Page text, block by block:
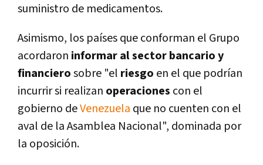
suministro de medicamentos.
Asimismo, los paí­ses que conforman el Grupo
acordaron informar al sector bancario y
financierosobre "el riesgo en el que podrí­an
incurrir si realizan operaciones con el
gobierno deVenezuela que no cuenten con el
aval de la Asamblea Nacional", dominada por
la oposición.